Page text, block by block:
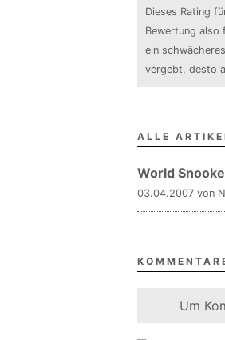
Dieses Rating
Bewertung also
ein
vergebt, desto
ALLE
World
03.04.2007 von
Um